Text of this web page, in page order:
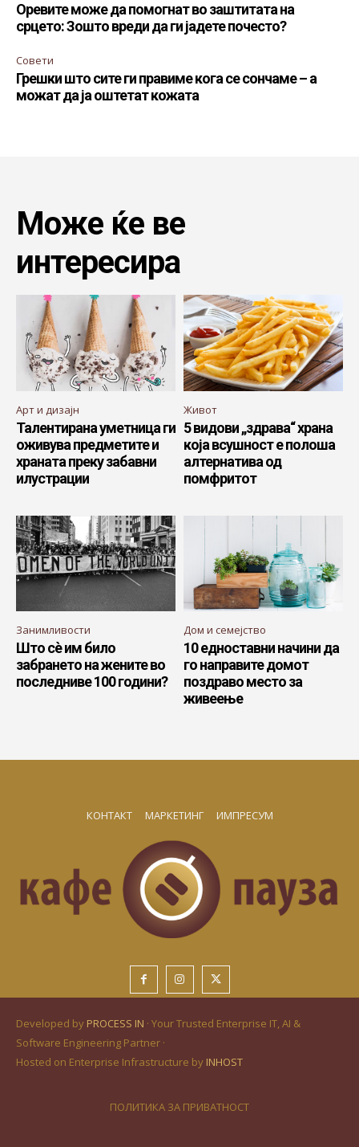
Оревите може да помогнат во заштитата на
срцето: Зошто вреди да ги јадете почесто?
Совети
Грешки што сите ги правиме кога се сончаме – а
можат да ја оштетат кожата
Може ќе ве
интересира
Арт и дизајн
Талентирана уметница ги
оживува предметите и
храната преку забавни
илустрации
Живот
5 видови „здрава“ храна
која всушност е полоша
алтернатива од
помфритот
Занимливости
Што сè им било
забрането на жените во
последниве 100 години?
Дом и семејство
10 едноставни начини да
го направите домот
поздраво место за
живеење
КОНТАКТ МАРКЕТИНГ ИМПРЕСУМ
Developed by PROCESS IN · Your Trusted Enterprise IT, AI &
Software Engineering Partner ·
Hosted on Enterprise Infrastructure by INHOST
ПОЛИТИКА ЗА ПРИВАТНОСТ